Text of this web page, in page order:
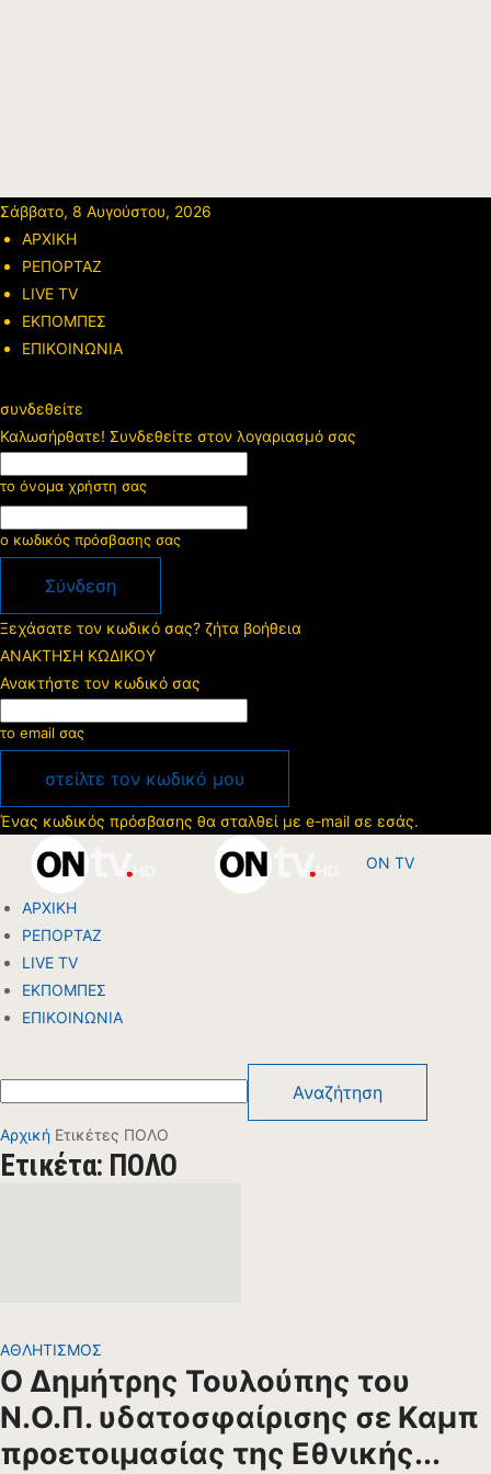
Σάββατο, 8 Αυγούστου, 2026
ΑΡΧΙΚΗ
ΡΕΠΟΡΤΑΖ
LIVE TV
ΕΚΠΟΜΠΕΣ
ΕΠΙΚΟΙΝΩΝΙΑ
συνδεθείτε
Καλωσήρθατε! Συνδεθείτε στον λογαριασμό σας
το όνομα χρήστη σας
ο κωδικός πρόσβασης σας
Ξεχάσατε τον κωδικό σας? ζήτα βοήθεια
ΑΝΑΚΤΗΣΗ ΚΩΔΙΚΟΥ
Ανακτήστε τον κωδικό σας
το email σας
Ένας κωδικός πρόσβασης θα σταλθεί με e-mail σε εσάς.
ON TV
ΑΡΧΙΚΗ
ΡΕΠΟΡΤΑΖ
LIVE TV
ΕΚΠΟΜΠΕΣ
ΕΠΙΚΟΙΝΩΝΙΑ
Αρχική Ετικέτες ΠΟΛΟ
Ετικέτα: ΠΟΛΟ
ΑΘΛΗΤΙΣΜΟΣ
Ο Δημήτρης Τουλούπης του
Ν.Ο.Π. υδατοσφαίρισης σε Καμπ
προετοιμασίας της Εθνικής...